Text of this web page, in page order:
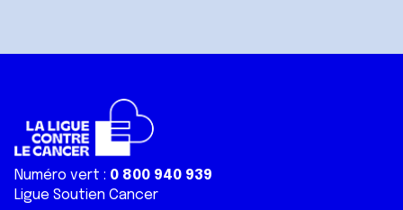
Numéro vert : 0 800 940 939
Ligue Soutien Cancer